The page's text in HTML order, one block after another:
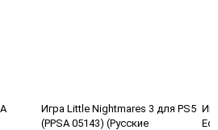
Игра Little Nightmares 3 для PS5
(PPSA 05143) (Русские